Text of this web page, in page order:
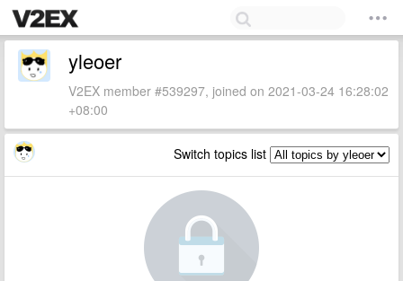
yleoer
V2EX member #539297, joined on 2021-03-24 16:28:02
+08:00
Switch topics list